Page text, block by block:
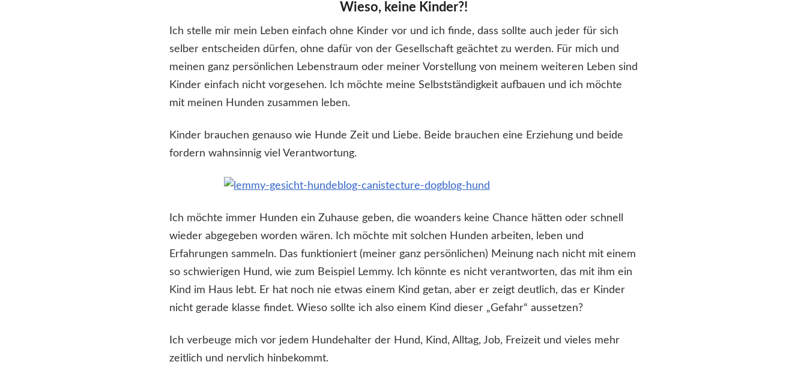
Wieso, keine Kinder?!
Ich stelle mir mein Leben einfach ohne Kinder vor und ich finde, dass sollte auch jeder für sich
selber entscheiden dürfen, ohne dafür von der Gesellschaft geächtet zu werden. Für mich und
meinen ganz persönlichen Lebenstraum oder meiner Vorstellung von meinem weiteren Leben sind
Kinder einfach nicht vorgesehen. Ich möchte meine Selbstständigkeit aufbauen und ich möchte
mit meinen Hunden zusammen leben.
Kinder brauchen genauso wie Hunde Zeit und Liebe. Beide brauchen eine Erziehung und beide
fordern wahnsinnig viel Verantwortung.
Ich möchte immer Hunden ein Zuhause geben, die woanders keine Chance hätten oder schnell
wieder abgegeben worden wären. Ich möchte mit solchen Hunden arbeiten, leben und
Erfahrungen sammeln. Das funktioniert (meiner ganz persönlichen) Meinung nach nicht mit einem
so schwierigen Hund, wie zum Beispiel Lemmy. Ich könnte es nicht verantworten, das mit ihm ein
Kind im Haus lebt. Er hat noch nie etwas einem Kind getan, aber er zeigt deutlich, das er Kinder
nicht gerade klasse findet. Wieso sollte ich also einem Kind dieser „Gefahr“ aussetzen?
Ich verbeuge mich vor jedem Hundehalter der Hund, Kind, Alltag, Job, Freizeit und vieles mehr
zeitlich und nervlich hinbekommt.